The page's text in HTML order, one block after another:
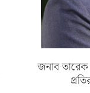
জনাব তারেক